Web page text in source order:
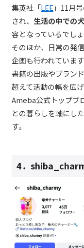
集英社「LEE 」11月
され、 生活の中での
容となっているでしょ
そのほか、日常の発
企画も行われています
書籍の出版やブラン
超えて活動の幅を広げ
Ameba公式トップブ
との暮らしを軸にし
す。
4．